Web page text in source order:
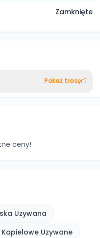
Zamknięte
Pokaż trasę
ceny!
Uzywana
Kapielowe Uzywane